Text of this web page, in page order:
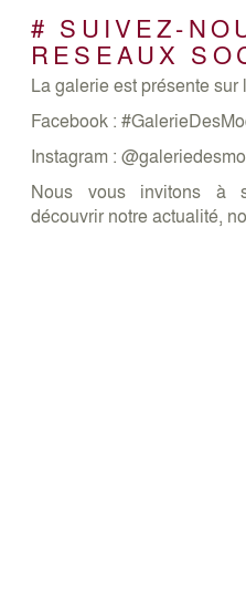
# SUIVEZ-
RESEAUX
La galerie est présente
Facebook :
Instagram :
Nous vous invitons à
découvrir notre actualité,